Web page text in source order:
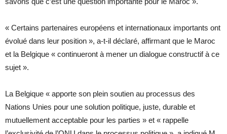
« Certains partenaires européens et internationaux importants ont
évolué dans leur position », a-t-il déclaré, affirmant que le Maroc
et la Belgique « continueront à mener un dialogue constructif à ce
sujet ».
La Belgique « apporte son plein soutien au processus des
Nations Unies pour une solution politique, juste, durable et
mutuellement acceptable pour les parties » et « rappelle